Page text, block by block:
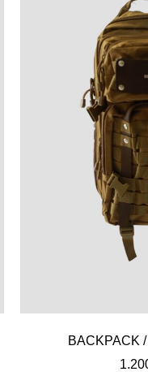
BACKPACK